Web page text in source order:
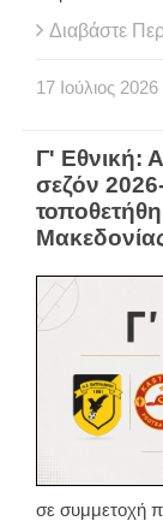
Διαβάστε
17 Ιούλιος 2026
Γ' Εθνική:
σεζόν
σε συμμετοχή